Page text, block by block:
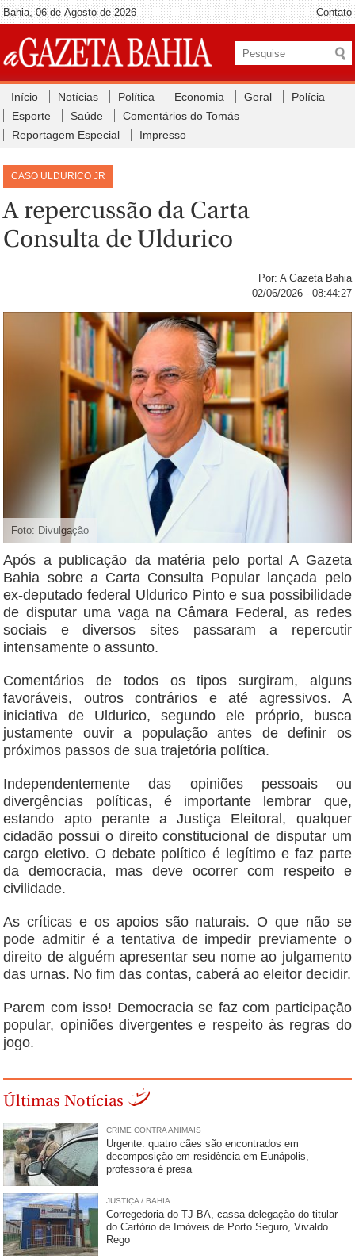
Bahia, 06 de Agosto de 2026 Contato
Início Notícias Política Economia Geral
Polícia
Esporte
Saúde
Comentários do Tomás
Reportagem Especial
Impresso
CASO ULDURICO JR
A repercussão da Carta
Consulta de Uldurico
Por: A Gazeta Bahia
02/06/2026 - 08:44:27
Foto: Divulgação
Após a publicação da matéria pelo portal A Gazeta
Bahia sobre a Carta Consulta Popular lançada pelo
ex-deputado federal Uldurico Pinto e sua possibilidade
de disputar uma vaga na Câmara Federal, as redes
sociais e diversos sites passaram a repercutir
intensamente o assunto.
Comentários de todos os tipos surgiram, alguns
favoráveis, outros contrários e até agressivos. A
iniciativa de Uldurico, segundo ele próprio, busca
justamente ouvir a população antes de definir os
próximos passos de sua trajetória política.
Independentemente das opiniões pessoais ou
divergências políticas, é importante lembrar que,
estando apto perante a Justiça Eleitoral, qualquer
cidadão possui o direito constitucional de disputar um
cargo eletivo. O debate político é legítimo e faz parte
da democracia, mas deve ocorrer com respeito e
civilidade.
As críticas e os apoios são naturais. O que não se
pode admitir é a tentativa de impedir previamente o
direito de alguém apresentar seu nome ao julgamento
das urnas. No fim das contas, caberá ao eleitor decidir.
Parem com isso! Democracia se faz com participação
popular, opiniões divergentes e respeito às regras do
jogo.
Últimas Notícias
CRIME CONTRA ANIMAIS
Urgente: quatro cães são encontrados em
decomposição em residência em Eunápolis,
professora é presa
JUSTIÇA / BAHIA
Corregedoria do TJ-BA, cassa delegação do titular
do Cartório de Imóveis de Porto Seguro, Vivaldo
Rego